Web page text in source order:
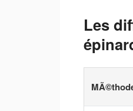
Les